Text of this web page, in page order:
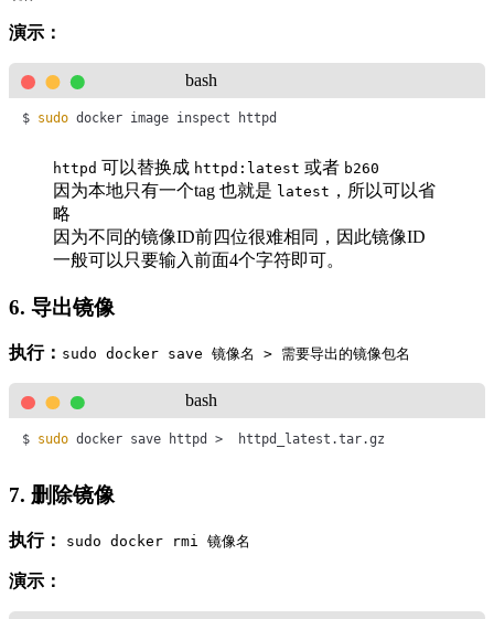
演示：
bash
$ sudo docker image inspect httpd
httpd 可以替换成 httpd:latest 或者 b260
因为本地只有一个tag 也就是 latest ，所以可以省
略
因为不同的镜像ID前四位很难相同，因此镜像ID
一般可以只要输入前面4个字符即可。
6. 导出镜像
执行： sudo docker save 镜像名 > 需要导出的镜像包名
bash
$ sudo docker save httpd >  httpd_latest.tar.gz
7. 删除镜像
执行： sudo docker rmi 镜像名
演示：